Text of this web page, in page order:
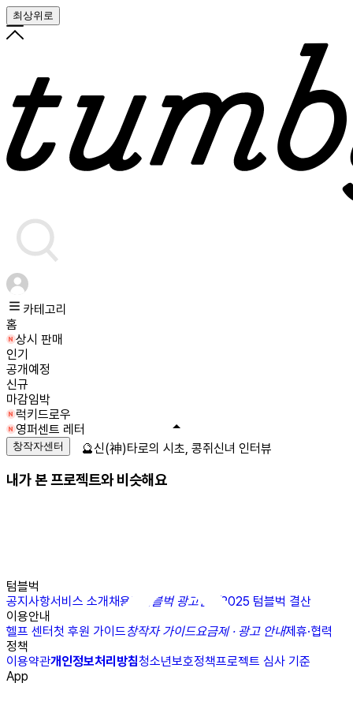
최상위로
카테고리
홈
상시 판매
인기
공개예정
신규
마감임박
럭키드로우
영퍼센트 레터
창작자센터
내가 본 프로젝트와 비슷해요
텀블벅
공지사항서비스 소개채용N 텀블벅 광고센터
2025 텀블벅 결산
이용안내
헬프 센터첫 후원 가이드창작자 가이드요금제 · 광고 안내제휴·협력
정책
이용약관개인정보처리방침청소년보호정책프로젝트 심사 기준
App
🔮신(神)타로의 시초, 콩쥐신녀 인터뷰